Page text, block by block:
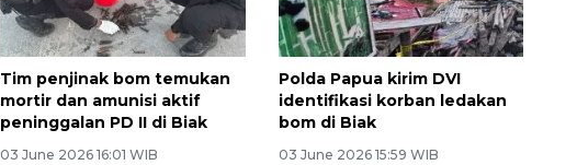
Tim penjinak bom temukan
mortir dan amunisi aktif
peninggalan PD II di Biak
03 June 2026 16:01 WIB
Polda Papua kirim DVI
identifikasi korban ledakan
bom di Biak
03 June 2026 15:59 WIB